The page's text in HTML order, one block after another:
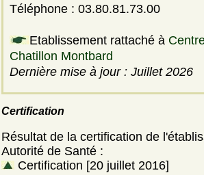
Téléphone : 03.80.81.73.00
Etablissement rattaché à
Chatillon Montbard
Dernière mise à jour : Juillet 2026
Certification
Résultat de la certification de
Autorité de Santé :
Certification [20 juillet 2016]